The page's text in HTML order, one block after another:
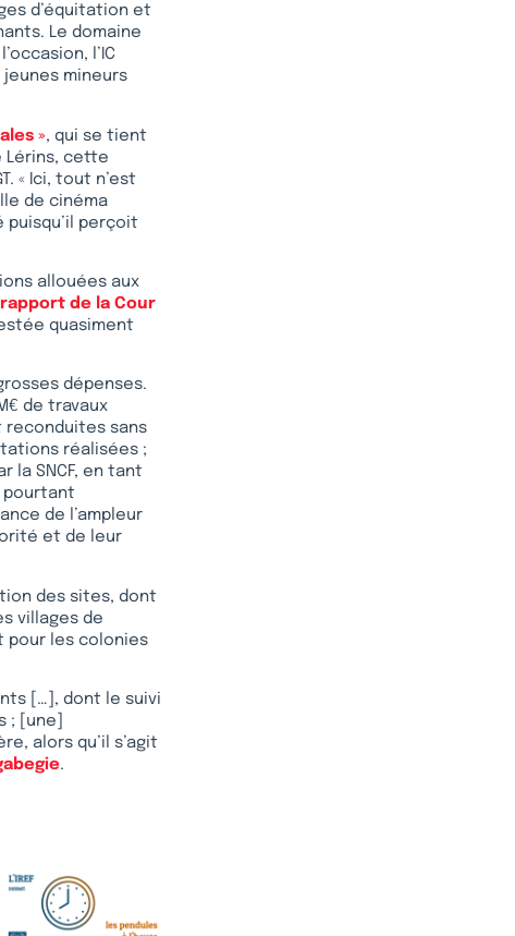
d’équitation et
Le domaine
l’IC
jeunes mineurs
», qui se tient
Lérins, cette
« Ici, tout n’est
de cinéma
puisqu’il perçoit
allouées aux
rapport de la Cour
quasiment
dépenses.
de travaux
reconduites sans
réalisées ;
la SNCF, en tant
pourtant
de l’ampleur
et de leur
des sites, dont
villages de
pour les colonies
[…], dont le suivi
; [une]
alors qu’il s’agit
.